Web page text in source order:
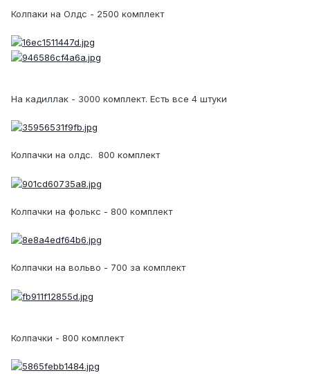
Колпаки на Олдс - 2500 комплект
На кадиллак - 3000 комплект. Есть все 4 штуки
Колпачки на олдс. 800 комплект
Колпачки на фолькс - 800 комплект
Колпачки на вольво - 700 за комплект
Колпачки - 800 комплект